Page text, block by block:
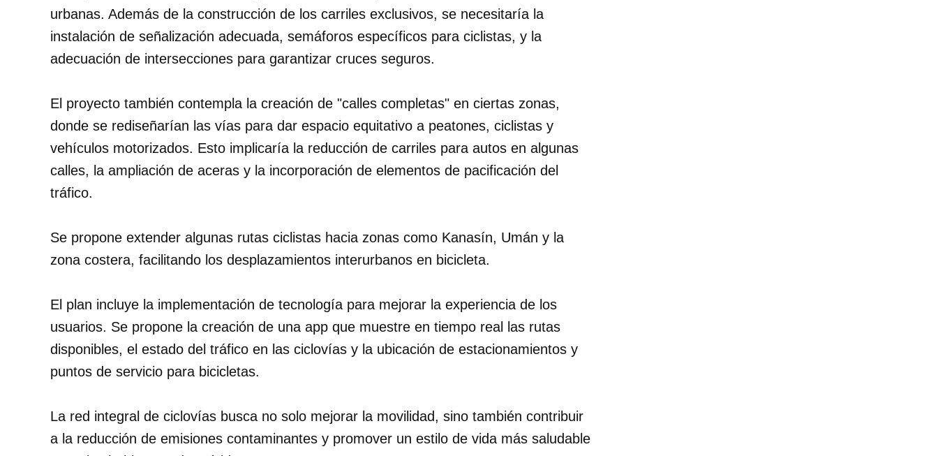
urbanas. Además de la construcción de los carriles exclusivos, se necesitaría la
instalación de señalización adecuada, semáforos específicos para ciclistas, y la
adecuación de intersecciones para garantizar cruces seguros.
El proyecto también contempla la creación de "calles completas" en ciertas zonas,
donde se rediseñarían las vías para dar espacio equitativo a peatones, ciclistas y
vehículos motorizados. Esto implicaría la reducción de carriles para autos en algunas
calles, la ampliación de aceras y la incorporación de elementos de pacificación del
tráfico.
Se propone extender algunas rutas ciclistas hacia zonas como Kanasín, Umán y la
zona costera, facilitando los desplazamientos interurbanos en bicicleta.
El plan incluye la implementación de tecnología para mejorar la experiencia de los
usuarios. Se propone la creación de una app que muestre en tiempo real las rutas
disponibles, el estado del tráfico en las ciclovías y la ubicación de estacionamientos y
puntos de servicio para bicicletas.
La red integral de ciclovías busca no solo mejorar la movilidad, sino también contribuir
a la reducción de emisiones contaminantes y promover un estilo de vida más saludable